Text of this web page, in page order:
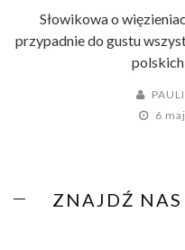
Słowikowa o
przypadnie do gustu
6
ZNAJDŹ